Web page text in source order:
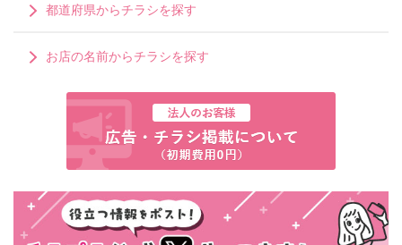
都道府県からチラシを探す
お店の名前からチラシを探す